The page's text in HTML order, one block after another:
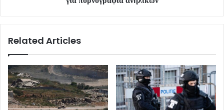
Related Articles